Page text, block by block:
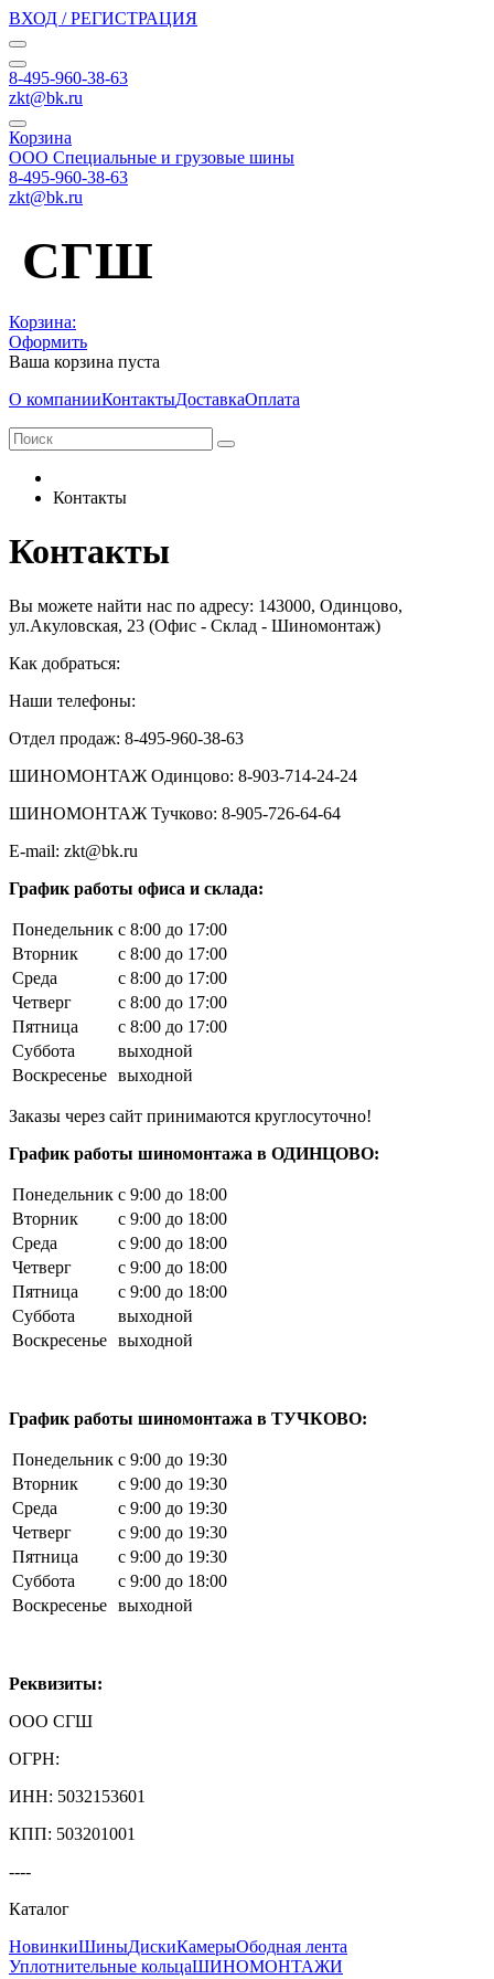
ВХОД / РЕГИСТРАЦИЯ
8-495-960-38-63
zkt@bk.ru
Корзина
ООО Специальные и грузовые шины
8-495-960-38-63
zkt@bk.ru
СГШ
Корзина:
Оформить
Ваша корзина пуста
О компанииКонтактыДоставкаОплата
Контакты
Контакты
Вы можете найти нас по адресу: 143000, Одинцово,
ул.Акуловская, 23 (Офис - Склад - Шиномонтаж)
Как добраться:
Наши телефоны:
Отдел продаж: 8-495-960-38-63
ШИНОМОНТАЖ Одинцово: 8-903-714-24-24
ШИНОМОНТАЖ Тучково: 8-905-726-64-64
E-mail: zkt@bk.ru
График работы офиса и склада:
Понедельник с 8:00 до 17:00
Вторник
с 8:00 до 17:00
Среда
с 8:00 до 17:00
Четверг
с 8:00 до 17:00
Пятница
с 8:00 до 17:00
Суббота
выходной
Воскресенье выходной
Заказы через сайт принимаются круглосуточно!
График работы шиномонтажа в ОДИНЦОВО:
Понедельник с 9:00 до 18:00
Вторник
с 9:00 до 18:00
Среда
с 9:00 до 18:00
Четверг
с 9:00 до 18:00
Пятница
с 9:00 до 18:00
Суббота
выходной
Воскресенье выходной
График работы шиномонтажа в ТУЧКОВО:
Понедельник с 9:00 до 19:30
Вторник
с 9:00 до 19:30
Среда
с 9:00 до 19:30
Четверг
с 9:00 до 19:30
Пятница
с 9:00 до 19:30
Суббота
с 9:00 до 18:00
Воскресенье выходной
Реквизиты:
ООО СГШ
ОГРН:
ИНН: 5032153601
КПП: 503201001
----
Каталог
НовинкиШиныДискиКамерыОбодная лента
Уплотнительные кольцаШИНОМОНТАЖИ